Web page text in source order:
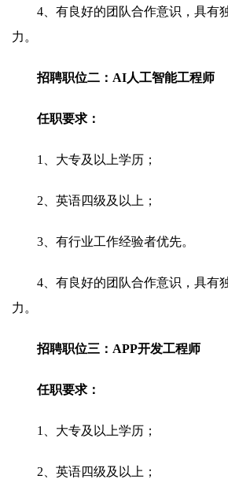
4、有良好的团队合作意识，具有
力。
招聘职位二：AI人工智能工程师
任职要求：
1、大专及以上学历；
2、英语四级及以上；
3、有行业工作经验者优先。
4、有良好的团队合作意识，具有
力。
招聘职位三：APP开发工程师
任职要求：
1、大专及以上学历；
2、英语四级及以上；